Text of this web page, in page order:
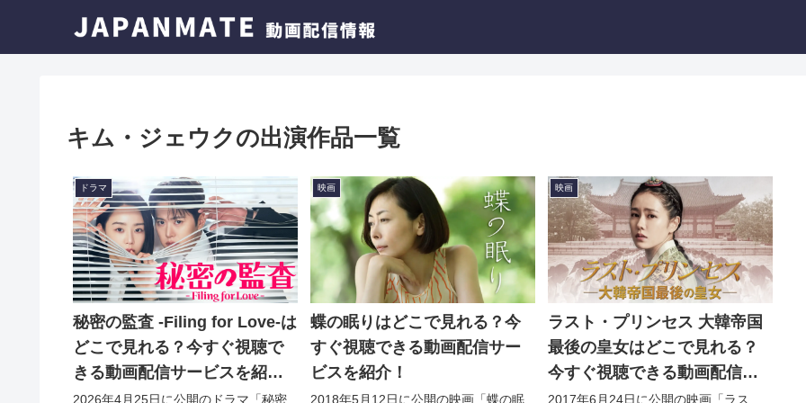
キム・ジェウクの出演作品一覧
ドラマ
秘密の監査 -Filing for Love-は
どこで見れる？今すぐ視聴で
きる動画配信サービスを紹
介！
2026年4月25日に公開のドラマ「秘密
映画
蝶の眠りはどこで見れる？今
すぐ視聴できる動画配信サー
ビスを紹介！
2018年5月12日に公開の映画「蝶の眠
映画
ラスト・プリンセス 大韓帝国
最後の皇女はどこで見れる？
今すぐ視聴できる動画配信サ
ービスを紹介！
2017年6月24日に公開の映画「ラス